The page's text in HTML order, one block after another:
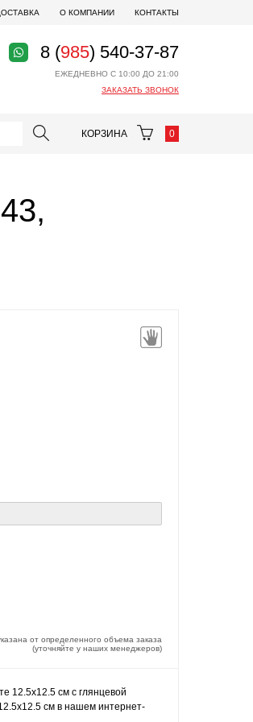
О КОМПАНИИ КОНТАКТЫ
8 (985) 540-37-87
ЕЖЕДНЕВНО С 10:00 ДО 21:00
ЗАКАЗАТЬ ЗВОНОК
КОРЗИНА 0
от определенного объема заказа
(уточняйте у наших менеджеров)
12.5x12.5 см с глянцевой
см в нашем интернет-